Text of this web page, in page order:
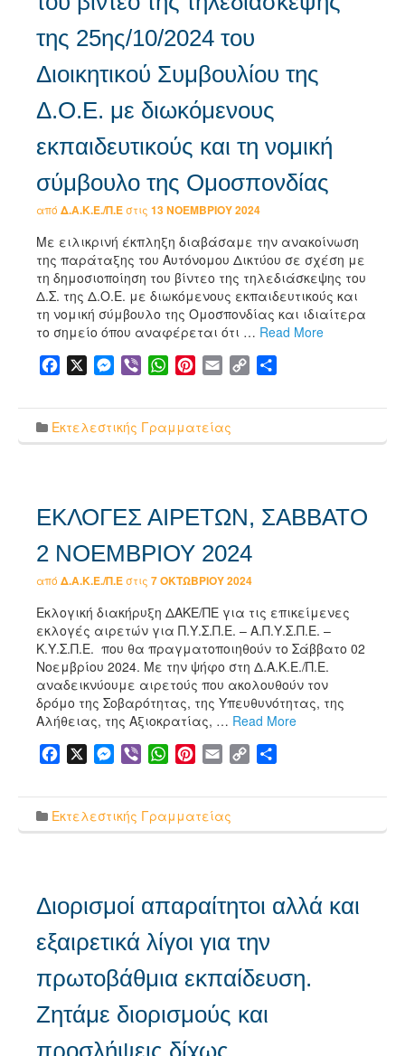
της 25ης/10/2024 του
Διοικητικού Συμβουλίου της
Δ.Ο.Ε. με διωκόμενους
εκπαιδευτικούς και τη νομική
σύμβουλο της Ομοσπονδίας
από Δ.Α.Κ.Ε./Π.Εστις 13 ΝΟΕΜΒΡΊΟΥ 2024
Με ειλικρινή έκπληξη διαβάσαμε την ανακοίνωση
της παράταξης του Αυτόνομου Δικτύου σε σχέση με
τη δημοσιοποίηση του βίντεο της τηλεδιάσκεψης του
Δ.Σ. της Δ.Ο.Ε. με διωκόμενους εκπαιδευτικούς και
τη νομική σύμβουλο της Ομοσπονδίας και ιδιαίτερα
το σημείο όπου αναφέρεται ότι … Read More
Facebook Messenger
Viber WhatsApp
Pinterest
Email Copy
Εκτελεστικής Γραμματείας
ΕΚΛΟΓΕΣ ΑΙΡΕΤΩΝ, ΣΑΒΒΑΤΟ
2 ΝΟΕΜΒΡΙΟΥ 2024
από Δ.Α.Κ.Ε./Π.Εστις 7 ΟΚΤΩΒΡΊΟΥ 2024
Εκλογική διακήρυξη ΔΑΚΕ/ΠΕ για τις επικείμενες
εκλογές αιρετών για Π.Υ.Σ.Π.Ε. – Α.Π.Υ.Σ.Π.Ε. –
Κ.Υ.Σ.Π.Ε. που θα πραγματοποιηθούν το Σάββατο 02
Νοεμβρίου 2024. Με την ψήφο στη Δ.Α.Κ.Ε./Π.Ε.
αναδεικνύουμε αιρετούς που ακολουθούν τον
δρόμο της Σοβαρότητας, της Υπευθυνότητας, της
Αλήθειας, της Αξιοκρατίας, … Read More
Facebook Messenger
Viber WhatsApp
Pinterest
Email Copy
Εκτελεστικής Γραμματείας
Διορισμοί απαραίτητοι αλλά και
εξαιρετικά λίγοι για την
πρωτοβάθμια εκπαίδευση.
Ζητάμε διορισμούς και
προσλήψεις δίχως